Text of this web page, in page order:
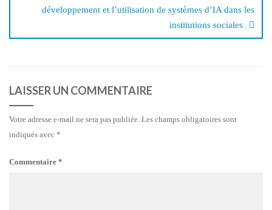
développement et l’utilisation de systèmes d’IA dans les
institutions sociales
LAISSER UN COMMENTAIRE
Votre adresse e-mail ne sera pas publiée. Les champs obligatoires sont
indiqués avec *
Commentaire *